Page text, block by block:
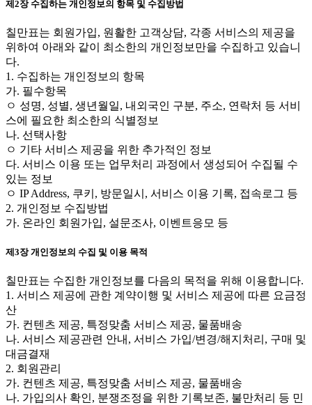
제2장 수집하는 개인정보의 항목 및 수집방법
칠만표는 회원가입, 원활한 고객상담, 각종 서비스의 제공을
위하여 아래와 같이 최소한의 개인정보만을 수집하고 있습니
다.
1. 수집하는 개인정보의 항목
가. 필수항목
ㅇ 성명, 성별, 생년월일, 내외국인 구분, 주소, 연락처 등 서비
스에 필요한 최소한의 식별정보
나. 선택사항
ㅇ 기타 서비스 제공을 위한 추가적인 정보
다. 서비스 이용 또는 업무처리 과정에서 생성되어 수집될 수
있는 정보
ㅇ IP Address, 쿠키, 방문일시, 서비스 이용 기록, 접속로그 등
2. 개인정보 수집방법
가. 온라인 회원가입, 설문조사, 이벤트응모 등
제3장 개인정보의 수집 및 이용 목적
칠만표는 수집한 개인정보를 다음의 목적을 위해 이용합니다.
1. 서비스 제공에 관한 계약이행 및 서비스 제공에 따른 요금정
산
가. 컨텐츠 제공, 특정맞춤 서비스 제공, 물품배송
나. 서비스 제공관련 안내, 서비스 가입/변경/해지처리, 구매 및
대금결재
2. 회원관리
가. 컨텐츠 제공, 특정맞춤 서비스 제공, 물품배송
나. 가입의사 확인, 분쟁조정을 위한 기록보존, 불만처리 등 민